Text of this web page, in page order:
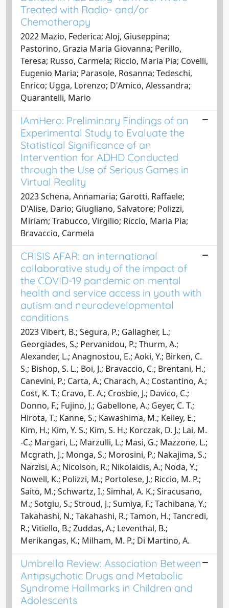
Treated with Radio- and/or
Chemotherapy
2022 Mazio, Federica; Aloj, Giuseppina;
Pastorino, Grazia Maria Giovanna; Perillo,
Teresa; Russo, Carmela; Riccio, Maria Pia; Covelli,
Eugenio Maria; Parasole, Rosanna; Tedeschi,
Enrico; Ugga, Lorenzo; D'Amico, Alessandra;
Quarantelli, Mario
IAmHero: Preliminary Findings of an
Experimental Study to Evaluate the
Statistical Significance of an
Intervention for ADHD Conducted
through the Use of Serious Games in
Virtual Reality
2023 Schena, Annamaria; Garotti, Raffaele;
D'Alise, Dario; Giugliano, Salvatore; Polizzi,
Miriam; Trabucco, Virgilio; Riccio, Maria Pia;
Bravaccio, Carmela
CRISIS AFAR: an international
collaborative study of the impact of
the COVID-19 pandemic on mental
health and service access in youth with
autism and neurodevelopmental
conditions
2023 Vibert, B.; Segura, P.; Gallagher, L.;
Georgiades, S.; Pervanidou, P.; Thurm, A.;
Alexander, L.; Anagnostou, E.; Aoki, Y.; Birken, C.
S.; Bishop, S. L.; Boi, J.; Bravaccio, C.; Brentani, H.;
Canevini, P.; Carta, A.; Charach, A.; Costantino, A.;
Cost, K. T.; Cravo, E. A.; Crosbie, J.; Davico, C.;
Donno, F.; Fujino, J.; Gabellone, A.; Geyer, C. T.;
Hirota, T.; Kanne, S.; Kawashima, M.; Kelley, E.;
Kim, H.; Kim, Y. S.; Kim, S. H.; Korczak, D. J.; Lai, M.
-C.; Margari, L.; Marzulli, L.; Masi, G.; Mazzone, L.;
Mcgrath, J.; Monga, S.; Morosini, P.; Nakajima, S.;
Narzisi, A.; Nicolson, R.; Nikolaidis, A.; Noda, Y.;
Nowell, K.; Polizzi, M.; Portolese, J.; Riccio, M. P.;
Saito, M.; Schwartz, I.; Simhal, A. K.; Siracusano,
M.; Sotgiu, S.; Stroud, J.; Sumiya, F.; Tachibana, Y.;
Takahashi, N.; Takahashi, R.; Tamon, H.; Tancredi,
R.; Vitiello, B.; Zuddas, A.; Leventhal, B.;
Merikangas, K.; Milham, M. P.; Di Martino, A.
Umbrella Review: Association Between
Antipsychotic Drugs and Metabolic
Syndrome Hallmarks in Children and
Adolescents